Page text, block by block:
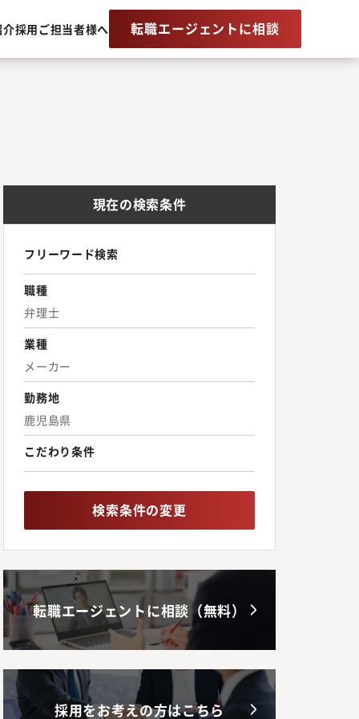
介採用ご担当者様へ 転職エージェントに相談
現在の検索条件
フリーワード検索
職種
弁理士
業種
メーカー
勤務地
鹿児島県
こだわり条件
検索条件の変更
転職エージェントに相談（無料）
採用をお考えの方はこちら